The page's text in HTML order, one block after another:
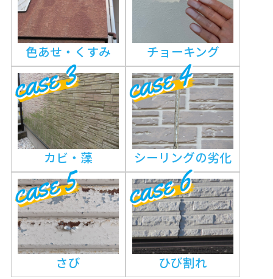
色あせ・くすみ チョーキング
カビ・藻 シーリングの劣化
さび ひび割れ